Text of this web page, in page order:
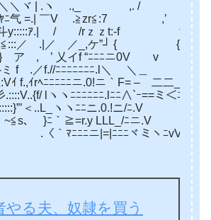
＼ヾ | .ヽ ゝ.,_ ,. / j
=.| ￣V .≧zr≦:7 ,’ >-
,.斗y:::::ｱ.| / /rｚｚt:-f f
／ .|／ ／_,ケ”┘ { {
ア , ’ 乂イf “ﾆﾆﾆニ0V
ミ f .／f.//ﾆﾆﾆﾆﾆﾆ
ｲ f.,ｲrﾍﾆﾆﾆﾆﾆニ.0!ニ｀F= –
.::::V..{f/ lヽヽﾆﾆﾆﾆﾆﾆ.lﾆﾆ∧`ｰ==ミ
r:::::}”’＜..L_ヽヽﾆﾆニ.0.!ニ/ﾆ.V ｀`
” ~≦s､ }ﾆ｀≧=r.y LLL_/ﾆニ.V
〈｀ﾏﾆﾆﾆニ|=|ﾆﾆﾆヾミヽﾆ
やる夫、奴隷を買う